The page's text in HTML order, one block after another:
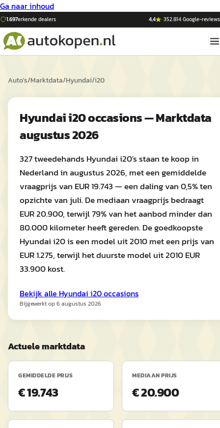
Ga naar inhoud
1.697erkende dealers 4,4 ·352.814Google-reviews
Auto's/Marktdata/Hyundai/i20
Hyundai i20 occasions — Marktdata
augustus 2026
327 tweedehands Hyundai i20's staan te koop in
Nederland in augustus 2026, met een gemiddelde
vraagprijs van EUR 19.743 — een daling van 0,5% ten
opzichte van juli. De mediaan vraagprijs bedraagt
EUR 20.900, terwijl 79% van het aanbod minder dan
80.000 kilometer heeft gereden. De goedkoopste
Hyundai i20 is een model uit 2010 met een prijs van
EUR 1.275, terwijl het duurste model uit 2010 EUR
33.900 kost.
Bekijk alle Hyundai i20occasions
Bijgewerkt op6 augustus 2026
Actuele marktdata
GEMIDDELDE PRIJS
€ 19.743
MEDIAAN PRIJS
€ 20.900